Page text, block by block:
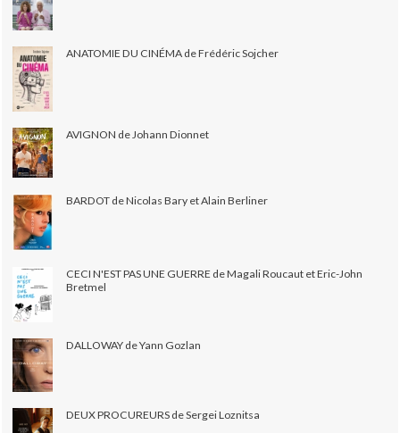
ANATOMIE DU CINÉMA de Frédéric Sojcher
AVIGNON de Johann Dionnet
BARDOT de Nicolas Bary et Alain Berliner
CECI N'EST PAS UNE GUERRE de Magali Roucaut et Eric-John
Bretmel
DALLOWAY de Yann Gozlan
DEUX PROCUREURS de Sergei Loznitsa